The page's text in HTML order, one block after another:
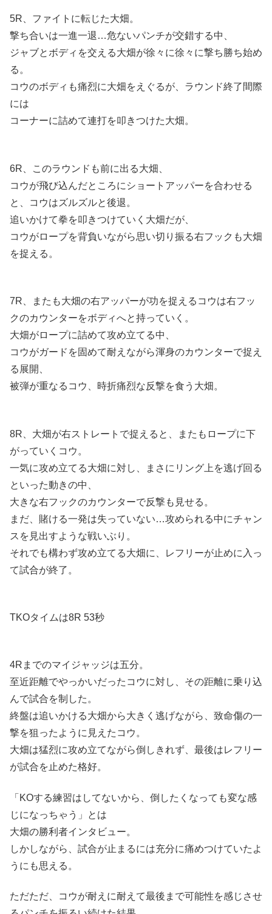
5R、ファイトに転じた大畑。
撃ち合いは一進一退…危ないパンチが交錯する中、
ジャブとボディを交える大畑が徐々に徐々に撃ち勝ち始め
る。
コウのボディも痛烈に大畑をえぐるが、ラウンド終了間際
には
コーナーに詰めて連打を叩きつけた大畑。
6R、このラウンドも前に出る大畑、
コウが飛び込んだところにショートアッパーを合わせる
と、コウはズルズルと後退。
追いかけて拳を叩きつけていく大畑だが、
コウがロープを背負いながら思い切り振る右フックも大畑
を捉える。
7R、またも大畑の右アッパーが功を捉えるコウは右フッ
クのカウンターをボディへと持っていく。
大畑がロープに詰めて攻め立てる中、
コウがガードを固めて耐えながら渾身のカウンターで捉え
る展開、
被弾が重なるコウ、時折痛烈な反撃を食う大畑。
8R、大畑が右ストレートで捉えると、またもロープに下
がっていくコウ。
一気に攻め立てる大畑に対し、まさにリング上を逃げ回る
といった動きの中、
大きな右フックのカウンターで反撃も見せる。
まだ、賭ける一発は失っていない…攻められる中にチャン
スを見出すような戦いぶり。
それでも構わず攻め立てる大畑に、レフリーが止めに入っ
て試合が終了。
TKOタイムは8R 53秒
4Rまでのマイジャッジは五分。
至近距離でやっかいだったコウに対し、その距離に乗り込
んで試合を制した。
終盤は追いかける大畑から大きく逃げながら、致命傷の一
撃を狙ったように見えたコウ。
大畑は猛烈に攻め立てながら倒しきれず、最後はレフリー
が試合を止めた格好。
「KOする練習はしてないから、倒したくなっても変な感
じになっちゃう」とは
大畑の勝利者インタビュー。
しかしながら、試合が止まるには充分に痛めつけていたよ
うにも思える。
ただただ、コウが耐えに耐えて最後まで可能性を感じさせ